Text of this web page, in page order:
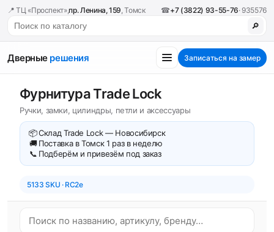
📍 ТЦ «Проспект»,пр. Ленина, 159, Томск ☎+7 (3822) 93-55-76· 935576
🔎
Дверные решения Записаться на замер
Фурнитура Trade Lock
Ручки, замки, цилиндры, петли и аксессуары
📦Склад Trade Lock — Новосибирск
🚚 Поставка в Томск 1 раз в неделю
📞 Подберём и привезём под заказ
5133 SKU · RC2e